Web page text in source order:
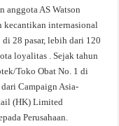
anggota AS Watson
kecantikan internasional
28 pasar, lebih dari 120
loyalitas . Sejak tahun
Toko Obat No. 1 di
Campaign Asia-
(HK) Limited
Perusahaan.